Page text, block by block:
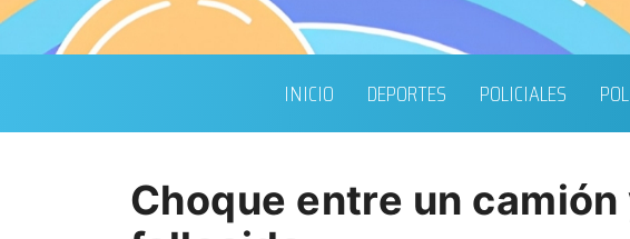
INICIO DEPORTES POLICIALES
Choque entre un